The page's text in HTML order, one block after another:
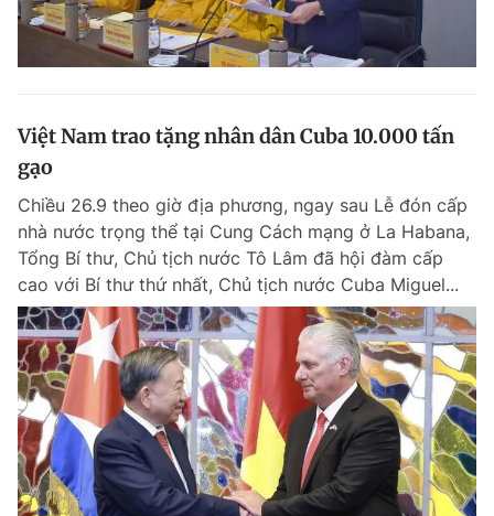
Việt Nam trao tặng nhân dân Cuba 10.000 tấn
gạo
Chiều 26.9 theo giờ địa phương, ngay sau Lễ đón cấp
nhà nước trọng thể tại Cung Cách mạng ở La Habana,
Tổng Bí thư, Chủ tịch nước Tô Lâm đã hội đàm cấp
cao với Bí thư thứ nhất, Chủ tịch nước Cuba Miguel...